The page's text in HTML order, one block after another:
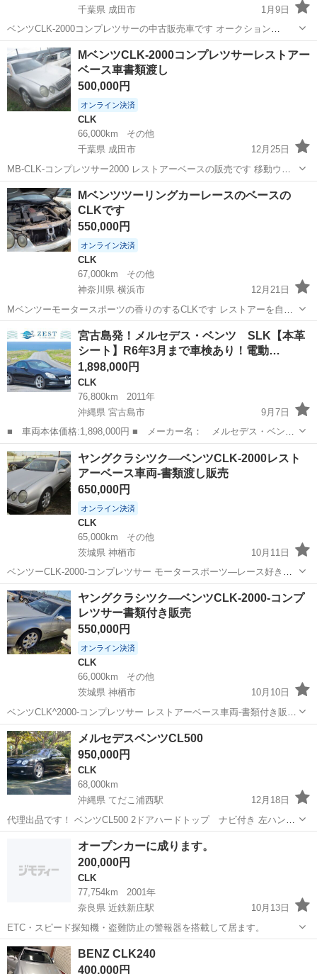
千葉県 成田市
1月9日
ベンツCLK-2000コンプレツサーの中古販売車です オークション
―USSより購入後ストツクの車です 勿論書類ありですが―ロングスト
ツクの為各部チエツクが必要です 興味の有る方連絡をお待ちしており
ます 神崎ユーズ...
千葉 成田市
MベンツCLK-2000コンプレツサーレストアー
ベース車書類渡し
500,000円
オンライン決済
CLK
66,000km
その他
千葉県 成田市
12月25日
MB-CLK-コンプレツサー2000 レストアーベースの販売です 移動ウイ
ンチ付きローダーにて可 リーズナブル価格での販売です
千葉 成田市 ベンツ
Mベンツツーリングカーレースのベースの
CLKです
550,000円
オンライン決済
CLK
67,000km
その他
神奈川県 横浜市
12月21日
Mベンツーモータースポーツの香りのするCLKです レストアーを自分
でやつて見たい方―プライベートメカの方 ベンツチュニング工場の皆
さま 自分有の素晴らしいCLKを作り上げてください 不明な点は質問欄
より質問をお願いします
神奈川 横浜市 CLK
宮古島発！メルセデス・ベンツ SLK【本革
シート】R6年3月まで車検あり！電動…
1,898,000円
CLK
76,800km
2011年
沖縄県 宮古島市
9月7日
■ 車両本体価格:1,898,000円 ■ メーカー名： メルセデス・ベンツ
■ 車種名： SLK ■ グレード名： SLK200 ブルーEF 1stアニバ
ーサリー 【純正ナビ】 ■ 排気量： 1800cc ■ ド...
沖縄 宮古島市 CLK 車両
ヤングクラシツク―ベンツCLK-2000レスト
アーベース車両-書類渡し販売
650,000円
オンライン決済
CLK
65,000km
その他
茨城県 神栖市
10月11日
ベンツーCLK-2000-コンプレツサー モータースポーツ―レース好きな
方に最適な一台です レストアー希望の方問合せ下さい ヨーロツパ選手
権―レースカーのベースになつた型式の車です この車についてより詳
しい情報を...
茨城 神栖市 CLK 車両
ヤングクラシツク―ベンツCLK-2000-コンプ
レツサー書類付き販売
550,000円
オンライン決済
CLK
66,000km
その他
茨城県 神栖市
10月10日
ベンツCLK^2000-コンプレツサー レストアーベース車両-書類付き販売
です 興味の有る方問合せ下さい ウインチ付きローダーにて移動問題有
りません
茨城 神栖市
メルセデスベンツCL500
950,000円
CLK
68,000km
沖縄県 てだこ浦西駅
12月18日
代理出品です！ ベンツCL500 2ドアハードトップ ナビ付き 左ハンド
ル 走行距離68000 車検R3.7 低走行で不具合なく、力があって乗ってて
楽しい車両です！ 興味のある方宜しくお願いします❗(多少の値引き可
てだこ浦西駅 CLK
オープンカーに成ります。
200,000円
CLK
77,754km
2001年
奈良県 近鉄新庄駅
10月13日
ETC・スピード探知機・盗難防止の警報器を搭載して居ます。
奈良 葛城市
BENZ CLK240
400,000円